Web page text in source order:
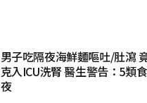
男子吃隔夜海鮮麵嘔吐/肚瀉
克入ICU洗腎 醫生警告：5類
夜